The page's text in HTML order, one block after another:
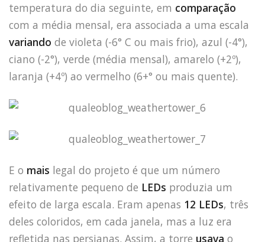
JOBS
TECH
DEPOIMENTOS
temperatura do dia seguinte, em comparação
com a média mensal, era associada a uma escala
variando de violeta (-6° C ou mais frio), azul (-4°),
ciano (-2°), verde (média mensal), amarelo (+2º),
laranja (+4º) ao vermelho (6+° ou mais quente).
E o mais legal do projeto é que um número
relativamente pequeno de LEDs produzia um
efeito de larga escala. Eram apenas 12 LEDs, três
deles coloridos, em cada janela, mas a luz era
refletida nas persianas. Assim, a torre usava o